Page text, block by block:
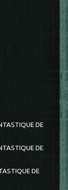
DE
DE
DE